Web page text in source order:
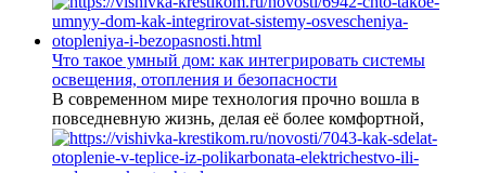
Что такое умный дом: как интегрировать системы
освещения, отопления и безопасности
В современном мире технология прочно вошла в
повседневную жизнь, делая её более комфортной,